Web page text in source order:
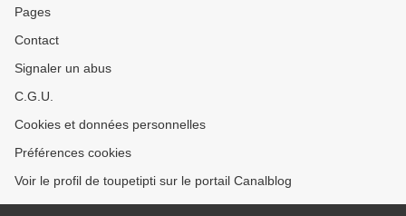
Pages
Contact
Signaler un abus
C.G.U.
Cookies et données personnelles
Préférences cookies
Voir le profil de toupetipti sur le portail Canalblog